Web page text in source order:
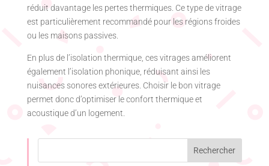
réduit davantage les pertes thermiques. Ce type de vitrage
est particulièrement recommandé pour les régions froides
ou les maisons passives.
En plus de l’isolation thermique, ces vitrages améliorent
également l’isolation phonique, réduisant ainsi les
nuisances sonores extérieures. Choisir le bon vitrage
permet donc d’optimiser le confort thermique et
acoustique d’un logement.